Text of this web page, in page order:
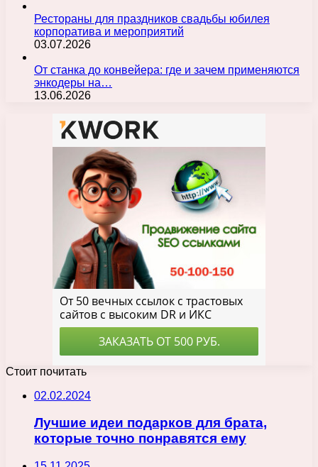
Рестораны для праздников свадьбы юбилея
корпоратива и мероприятий
03.07.2026
От станка до конвейера: где и зачем применяются
энкодеры на…
13.06.2026
Стоит почитать
02.02.2024
Лучшие идеи подарков для брата,
которые точно понравятся ему